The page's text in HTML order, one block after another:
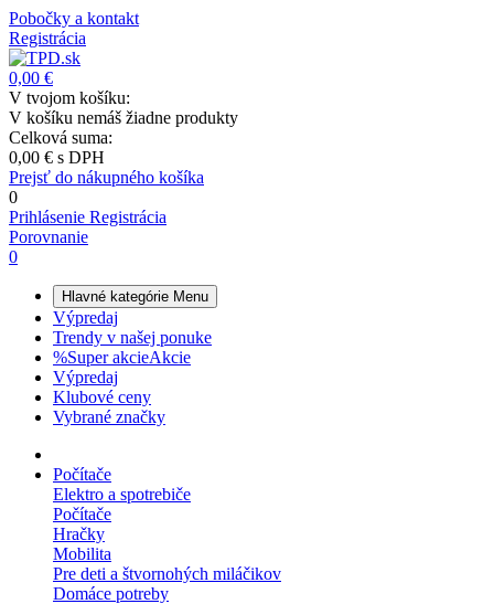
Pobočky a kontakt
Registrácia
0,00 €
V tvojom košíku:
V košíku nemáš žiadne produkty
Celková suma:
0,00 € s DPH
Prejsť do nákupného košíka
0
Prihlásenie Registrácia
Porovnanie
0
Hlavné kategórie Menu
Výpredaj
Trendy v našej ponuke
%Super akcieAkcie
Výpredaj
Klubové ceny
Vybrané značky
Počítače
Elektro a spotrebiče
Počítače
Hračky
Mobilita
Pre deti a štvornohých miláčikov
Domáce potreby